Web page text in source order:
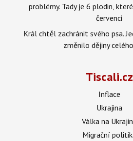
problémy. Tady je 6 plodin,
červenci
Král chtěl zachránit svého psa.
změnilo dějiny
Tiscali.cz
Inflace
Ukrajina
Válka na
Migrační